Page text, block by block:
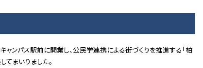
ンパス駅前に開業し、公民学連携による街づくりを推進する「柏
てまいりました。